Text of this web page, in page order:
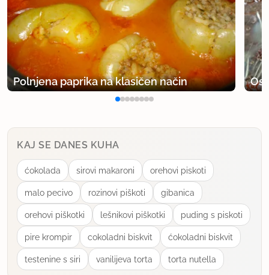
Polnjena paprika na klasičen način
KAJ SE DANES KUHA
ćokolada sirovi makaroni orehovi piskoti
malo pecivo rozinovi piškoti gibanica
orehovi piškotki lešnikovi piškotki puding s piskoti
pire krompir cokoladni biskvit ćokoladni biskvit
testenine s siri vanilijeva torta torta nutella